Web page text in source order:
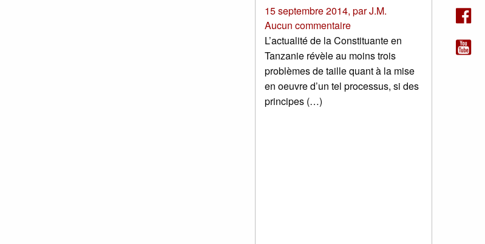
15 septembre 2014, parJ.M.
Aucun commentaire
L’actualité de la Constituante en
Tanzanie révèle au moins trois
problèmes de taille quant à la mise
en oeuvre d’un tel processus, si des
principes (…)